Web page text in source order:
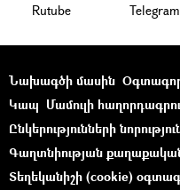
Rutube Telegram
Նախագծի մասին
Կապ Մամուլի
Ընկերությունների
Գաղտնիության
Տեղեկանիշի (cookie)